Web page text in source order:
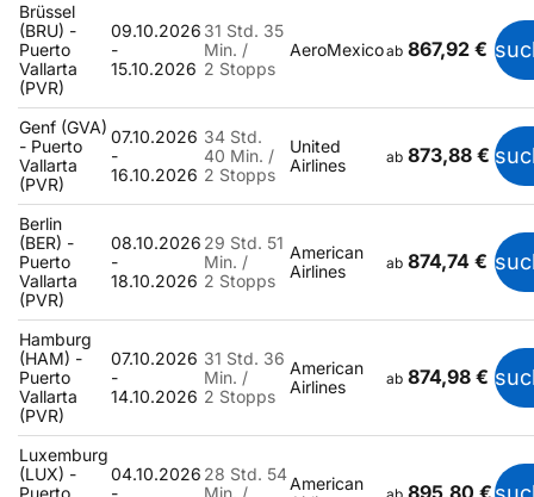
Brüssel
(BRU) -
Puerto
Vallarta
(PVR)
09.10.2026
-
15.10.2026
31 Std. 35
Min. /
2 Stopps
AeroMexicoab 867,92 €
Genf (GVA)
- Puerto
Vallarta
(PVR)
07.10.2026
-
16.10.2026
34 Std.
40 Min. /
2 Stopps
United
Airlines
ab 873,88 €
Berlin
(BER) -
Puerto
Vallarta
(PVR)
08.10.2026
-
18.10.2026
29 Std. 51
Min. /
2 Stopps
American
Airlines
ab 874,74 €
Hamburg
(HAM) -
Puerto
Vallarta
(PVR)
07.10.2026
-
14.10.2026
31 Std. 36
Min. /
2 Stopps
American
Airlines
ab 874,98 €
Luxemburg
(LUX) -
Puerto
04.10.2026
-
28 Std. 54
Min. /
American
895,80 €